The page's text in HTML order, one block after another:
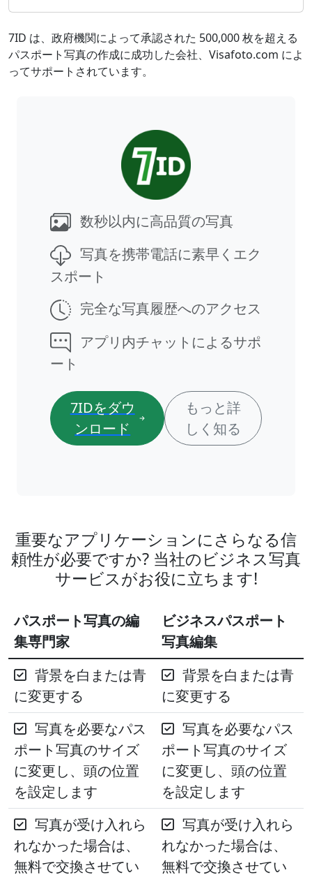
7ID は、政府機関によって承認された 500,000 枚を超える
パスポート写真の作成に成功した会社、Visafoto.com によ
ってサポートされています。
数秒以内に高品質の写真
写真を携帯電話に素早くエク
スポート
完全な写真履歴へのアクセス
アプリ内チャットによるサポ
ート
7IDをダウ
ンロード
もっと詳
しく知る
重要なアプリケーションにさらなる信
頼性が必要ですか? 当社のビジネス写真
サービスがお役に立ちます!
パスポート写真の編
集専門家
ビジネスパスポート
写真編集
背景を白または青
に変更する
背景を白または青
に変更する
写真を必要なパス
ポート写真のサイズ
に変更し、頭の位置
を設定します
写真を必要なパス
ポート写真のサイズ
に変更し、頭の位置
を設定します
写真が受け入れら
れなかった場合は、
無料で交換させてい
写真が受け入れら
れなかった場合は、
無料で交換させてい